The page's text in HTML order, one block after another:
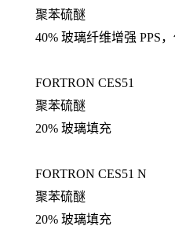
聚苯硫醚
40% 玻璃纤维增强 PPS
FORTRON CES51
聚苯硫醚
20% 玻璃填充
FORTRON CES51 N
聚苯硫醚
20% 玻璃填充